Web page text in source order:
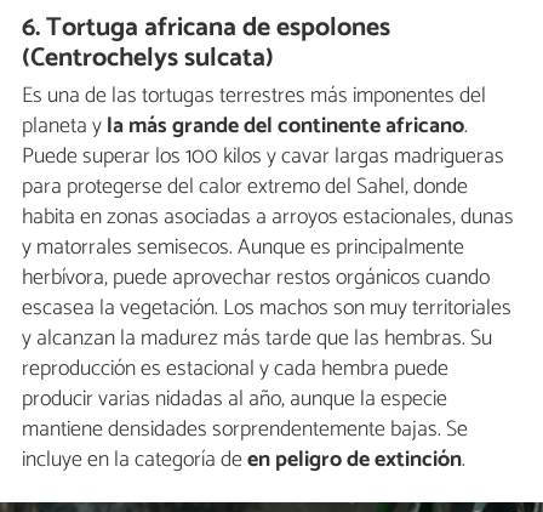
6. Tortuga africana de espolones
(Centrochelys sulcata)
Es una de las tortugas terrestres más imponentes del
planeta yla más grande del continente africano.
Puede superar los 100 kilos y cavar largas madrigueras
para protegerse del calor extremo del Sahel, donde
habita en zonas asociadas a arroyos estacionales, dunas
y matorrales semisecos. Aunque es principalmente
herbívora, puede aprovechar restos orgánicos cuando
escasea la vegetación. Los machos son muy territoriales
y alcanzan la madurez más tarde que las hembras. Su
reproducción es estacional y cada hembra puede
producir varias nidadas al año, aunque la especie
mantiene densidades sorprendentemente bajas. Se
incluye en la categoría deen peligro de extinción.